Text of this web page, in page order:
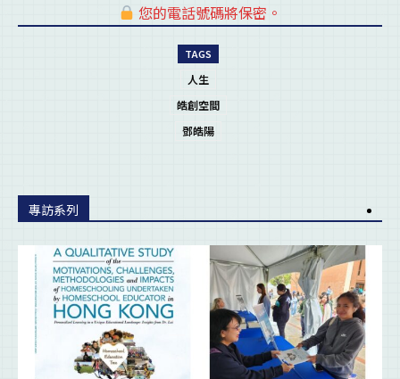
您的電話號碼將保密。
TAGS
人生
皓創空間
鄧皓陽
專訪系列